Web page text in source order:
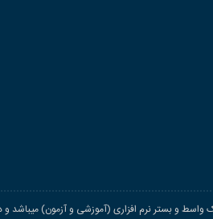
واسط و بستر نرم افزاری (آموزشی و آزمون) میباشد